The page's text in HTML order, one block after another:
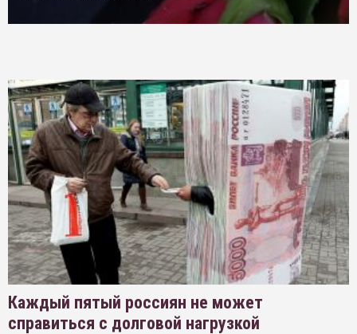
Каждый пятый россиян не может
справиться с долговой нагрузкой